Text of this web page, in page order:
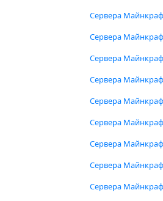
Сервера
Сервера
Сервера
Сервера
Сервера
Сервера
Сервера
Сервера
Сервера